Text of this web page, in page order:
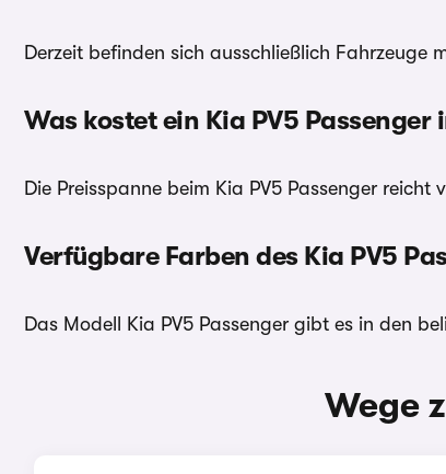
Derzeit befinden sich ausschließlich
Was kostet ein Kia PV5 Passenger
Die Preisspanne beim Kia PV5 Passenger reicht
Verfügbare Farben des Kia PV5
Das Modell Kia PV5 Passenger gibt es in den
Wege